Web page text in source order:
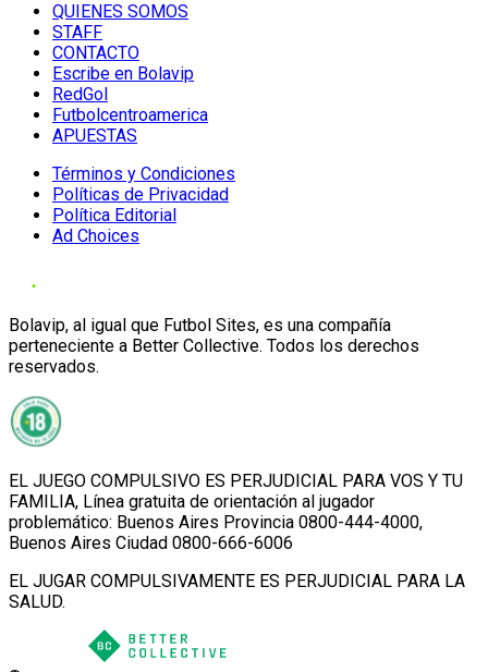
QUIENES SOMOS
STAFF
CONTACTO
Escribe en Bolavip
RedGol
Futbolcentroamerica
APUESTAS
Términos y Condiciones
Políticas de Privacidad
Política Editorial
Ad Choices
Bolavip, al igual que Futbol Sites, es una compañía
perteneciente a Better Collective. Todos los derechos
reservados.
EL JUEGO COMPULSIVO ES PERJUDICIAL PARA VOS Y TU
FAMILIA, Línea gratuita de orientación al jugador
problemático: Buenos Aires Provincia 0800-444-4000,
Buenos Aires Ciudad 0800-666-6006
EL JUGAR COMPULSIVAMENTE ES PERJUDICIAL PARA LA
SALUD.